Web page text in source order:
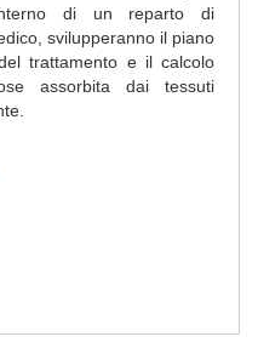
di un reparto di
svilupperanno il piano
trattamento e il calcolo
assorbita dai tessuti